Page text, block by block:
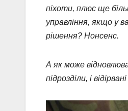
піхоти, плюс ще
управління, якщо у
рішення? Нонсенс.
А як може
підрозділи, і